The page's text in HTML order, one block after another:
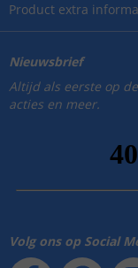
Product extra
Nieuwsbrief
Altijd als eerste op
acties en meer.
Volg ons op Social